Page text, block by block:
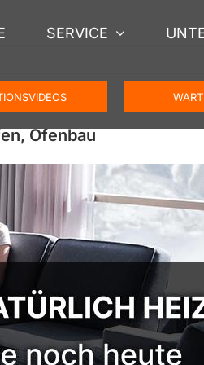
SERVICE
Ofenbau